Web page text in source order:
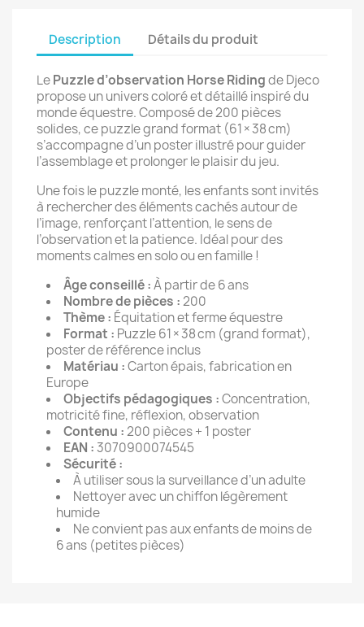
Description Détails du produit
LePuzzle d’observation Horse Ridingde Djeco
propose un univers coloré et détaillé inspiré du
monde équestre. Composé de 200 pièces
solides, ce puzzle grand format (61 × 38 cm)
s’accompagne d’un poster illustré pour guider
l’assemblage et prolonger le plaisir du jeu.
Une fois le puzzle monté, les enfants sont invités
à rechercher des éléments cachés autour de
l’image, renforçant l’attention, le sens de
l’observation et la patience. Idéal pour des
moments calmes en solo ou en famille !
Âge conseillé :À partir de 6 ans
Nombre de pièces :200
Thème : Équitation et ferme équestre
Format : Puzzle 61 × 38 cm (grand format),
poster de référence inclus
Matériau :Carton épais, fabrication en
Europe
Objectifs pédagogiques :Concentration,
motricité fine, réflexion, observation
Contenu :200 pièces + 1 poster
EAN :3070900074545
Sécurité :
À utiliser sous la surveillance d’un adulte
Nettoyer avec un chiffon légèrement
humide
Ne convient pas aux enfants de moins de
6 ans (petites pièces)